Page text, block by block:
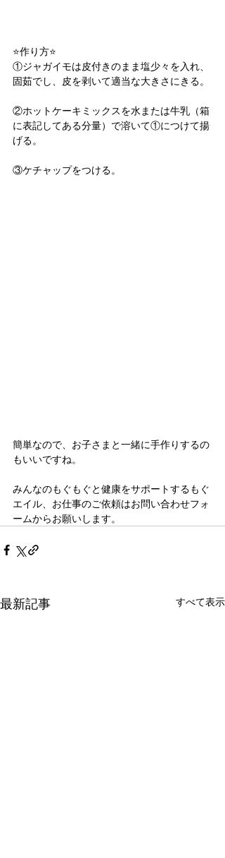
⭐️作り方⭐️
①ジャガイモは皮付きのまま塩少々を入れ、
固茹でし、皮を剥いて適当な大きさにきる。
②ホットケーキミックスを水または牛乳（箱
に表記してある分量）で溶いて①につけて揚
げる。
③ケチャップをつける。
簡単なので、お子さまと一緒に手作りするの
もいいですね。
みんなのもぐもぐと健康をサポートするもぐ
エイル、お仕事のご依頼はお問い合わせフォ
ームからお願いします。
最新記事 すべて表示